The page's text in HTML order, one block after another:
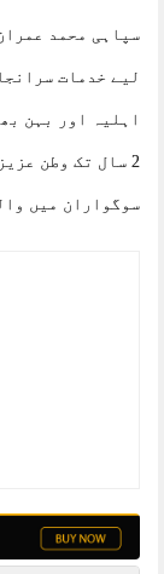
لیے خدمات
اہلیہ اور بہن
2 سال تک وطن
سوگواران میں